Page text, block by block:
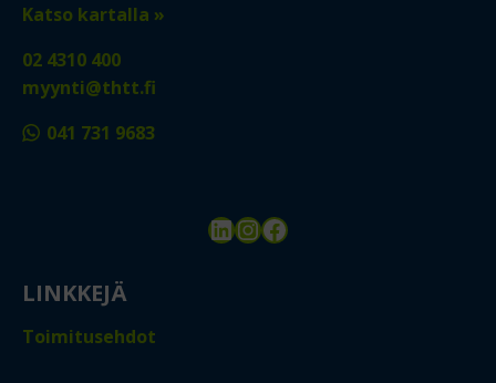
Katso kartalla »
02 4310 400
myynti@thtt.fi
041 731 9683
LinkedIn
Instagram
Facebook
LINKKEJÄ
Toimitusehdot